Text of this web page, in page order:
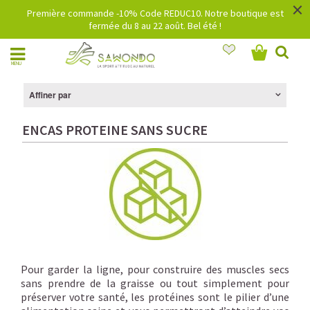
Première commande -10% Code REDUC10. Notre boutique est
fermée du 8 au 22 août. Bel été !
×
MENU
Affiner par
ENCAS PROTEINE SANS SUCRE
Pour garder la ligne, pour construire des muscles secs
sans prendre de la graisse ou tout simplement pour
préserver votre santé, les protéines sont le pilier d’une